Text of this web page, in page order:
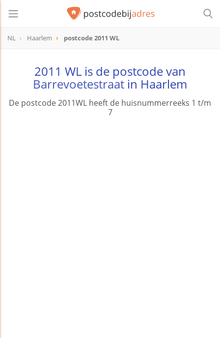
NL Haarlem postcode 2011 WL
2011 WL is de postcode van
Barrevoetestraat in Haarlem
De postcode 2011WL heeft de huisnummerreeks 1 t/m
7